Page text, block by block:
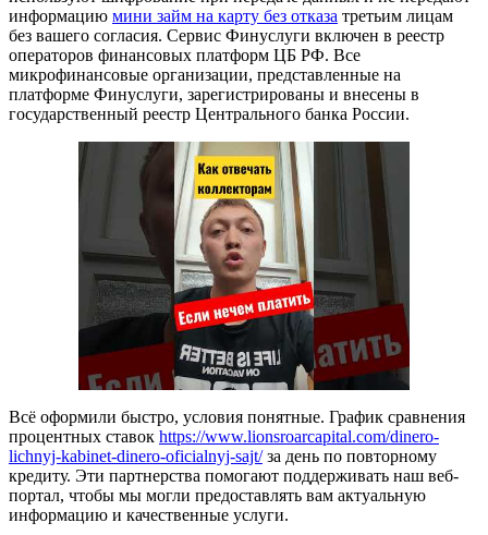
информацию мини займ на карту без отказа третьим лицам
без вашего согласия. Сервис Финуслуги включен в реестр
операторов финансовых платформ ЦБ РФ. Все
микрофинансовые организации, представленные на
платформе Финуслуги, зарегистрированы и внесены в
государственный реестр Центрального банка России.
Всё оформили быстро, условия понятные. График сравнения
процентных ставок https://www.lionsroarcapital.com/dinero-
lichnyj-kabinet-dinero-oficialnyj-sajt/за день по повторному
кредиту. Эти партнерства помогают поддерживать наш веб-
портал, чтобы мы могли предоставлять вам актуальную
информацию и качественные услуги.